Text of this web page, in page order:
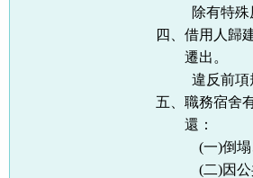
除有特
四、借用人歸
遷出。
違反前項
五、職務宿舍
還：
(一)倒塌
(二)因